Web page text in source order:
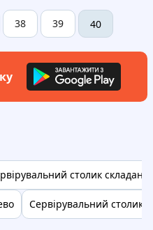
38 39 40
столик
Сервірувальний столик